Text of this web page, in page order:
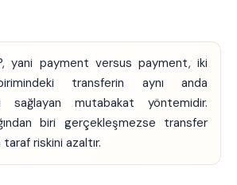
yani payment versus payment, iki
transferin aynı anda
sağlayan mutabakat yöntemidir.
biri gerçekleşmezse transfer
riskini azaltır.